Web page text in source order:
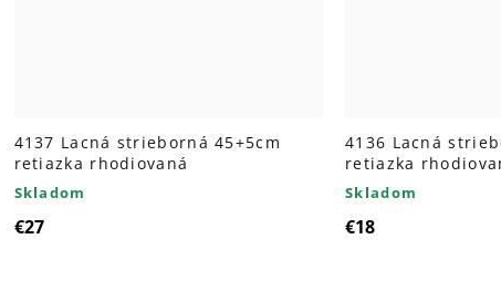
4137 Lacná strieborná 45+5cm
retiazka rhodiovaná
Skladom
€27
4136 Lacná
retiazka
Skladom
€18